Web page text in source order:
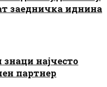
заедничка иднина
најчесто
партнер